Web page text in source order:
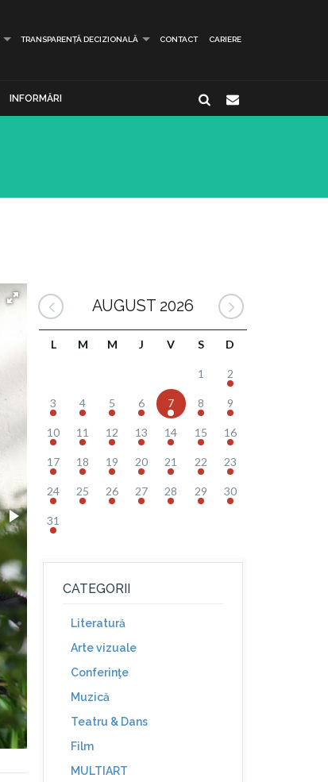
TRANSPARENȚĂ DECIZIONALĂ CONTACT CARIERE
INFORMĂRI
AUGUST 2026
L M M J V S D
1 2
3 4 5 6 7 8 9
10 11 12 13 14 15 16
17 18 19 20 21 22 23
24 25 26 27 28 29 30
31
CATEGORII
Literatură
Arte vizuale
Conferinţe
Muzică
Teatru & Dans
Film
MULTIART